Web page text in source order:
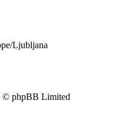
Ljubljana
© phpBB Limited